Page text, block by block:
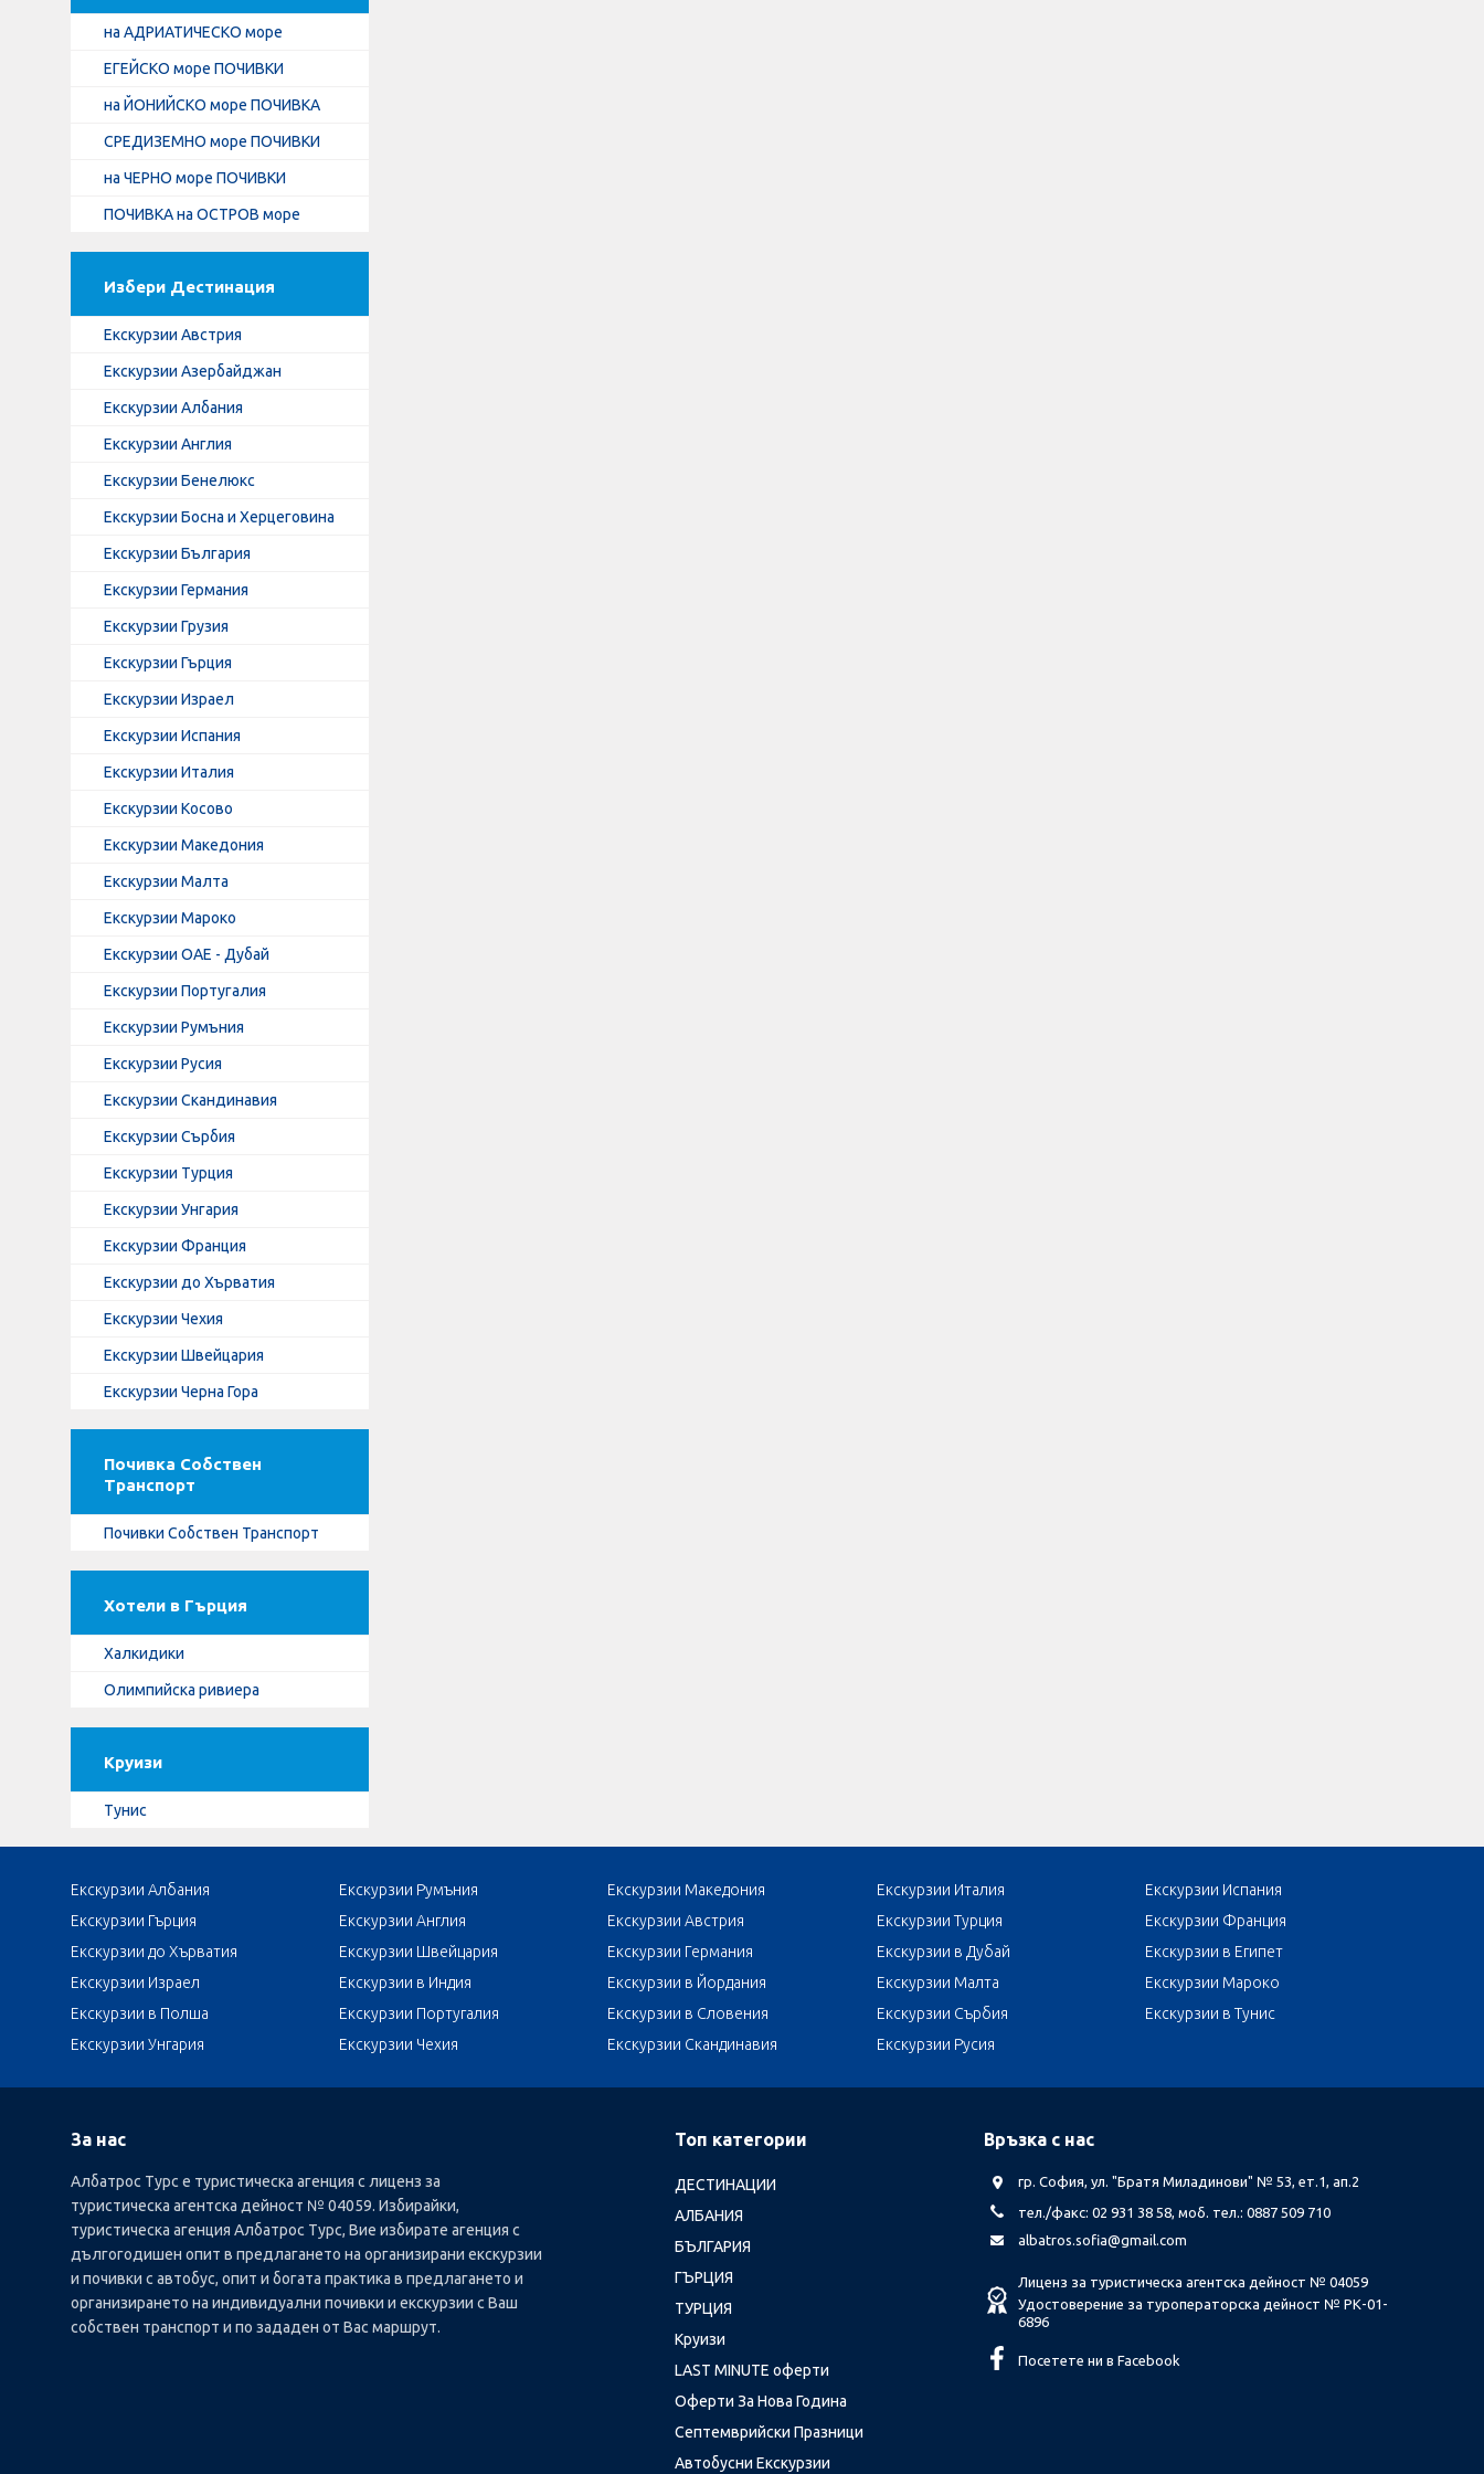
на АДРИАТИЧЕСКО море
ЕГЕЙСКО море ПОЧИВКИ
на ЙОНИЙСКО море ПОЧИВКА
СРЕДИЗЕМНО море ПОЧИВКИ
на ЧЕРНО море ПОЧИВКИ
ПОЧИВКА на ОСТРОВ море
Избери Дестинация
Екскурзии Австрия
Екскурзии Азербайджан
Екскурзии Албания
Екскурзии Англия
Екскурзии Бенелюкс
Екскурзии Босна и Херцеговина
Екскурзии България
Екскурзии Германия
Екскурзии Грузия
Екскурзии Гърция
Екскурзии Израел
Екскурзии Испания
Екскурзии Италия
Екскурзии Косово
Екскурзии Македония
Екскурзии Малта
Екскурзии Мароко
Екскурзии ОАЕ - Дубай
Екскурзии Португалия
Екскурзии Румъния
Екскурзии Русия
Екскурзии Скандинавия
Екскурзии Сърбия
Екскурзии Турция
Екскурзии Унгария
Екскурзии Франция
Екскурзии до Хърватия
Екскурзии Чехия
Екскурзии Швейцария
Екскурзии Черна Гора
Почивка Собствен
Транспорт
Почивки Собствен Транспорт
Хотели в Гърция
Халкидики
Олимпийска ривиера
Круизи
Тунис
Екскурзии Албания Екскурзии Румъния Екскурзии Македония Екскурзии Италия
Екскурзии Испания
Екскурзии Гърция
Екскурзии Англия Екскурзии Австрия Екскурзии Турция
Екскурзии Франция
Екскурзии до Хърватия
Екскурзии Швейцария Екскурзии Германия Екскурзии в Дубай
Екскурзии в Египет
Екскурзии Израел
Екскурзии в Индия Екскурзии в Йордания Екскурзии Малта
Екскурзии Мароко
Екскурзии в Полша
Екскурзии Португалия Екскурзии в Словения Екскурзии Сърбия
Екскурзии в Тунис
Екскурзии Унгария
Екскурзии Чехия Екскурзии Скандинавия Екскурзии Русия
За нас
Албатрос Турс е туристическа агенция с лиценз за
туристическа агентска дейност № 04059. Избирайки,
туристическа агенция Албатрос Турс, Вие избирате агенция с
дългогодишен опит в предлагането на организирани екскурзии
и почивки с автобус, опит и богата практика в предлагането и
организирането на индивидуални почивки и екскурзии с Ваш
собствен транспорт и по зададен от Вас маршрут.
Топ категории
ДЕСТИНАЦИИ
АЛБАНИЯ
БЪЛГАРИЯ
ГЪРЦИЯ
ТУРЦИЯ
Круизи
LAST MINUTE оферти
Оферти За Нова Година
Септемврийски Празници
Автобусни Екскурзии
Връзка с нас
гр. София, ул. "Братя Миладинови" № 53, ет.1, ап.2
тел./факс: 02 931 38 58, моб. тел.: 0887 509 710
albatros.sofia@gmail.com
Лиценз за туристическа агентска дейност № 04059
Удостоверение за туроператорска дейност № РК-01-
6896
Посетете ни в Facebook